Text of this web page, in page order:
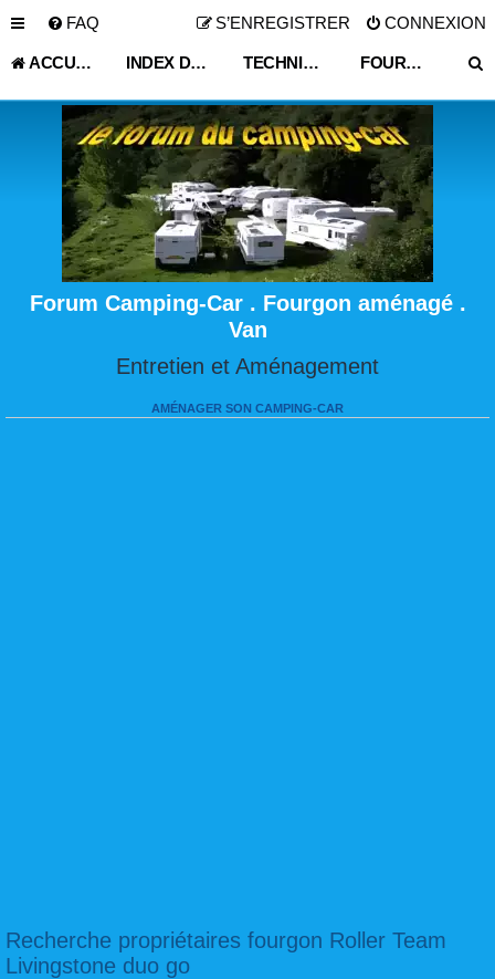
FAQ CONNEXION
S’ENREGISTRER
ACCUEIL INDEX DU FORUM TECHNIQUE VIE PRATIQUE FOURGON AMÉNAGÉ ET VAN
Forum Camping-Car . Fourgon aménagé .
Van
Entretien et Aménagement
AMÉNAGER SON CAMPING-CAR
Recherche propriétaires fourgon Roller Team
Livingstone duo go